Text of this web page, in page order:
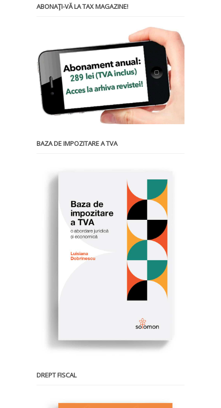
ABONAŢI-VĂ LA TAX MAGAZINE!
BAZA DE IMPOZITARE A TVA
DREPT FISCAL